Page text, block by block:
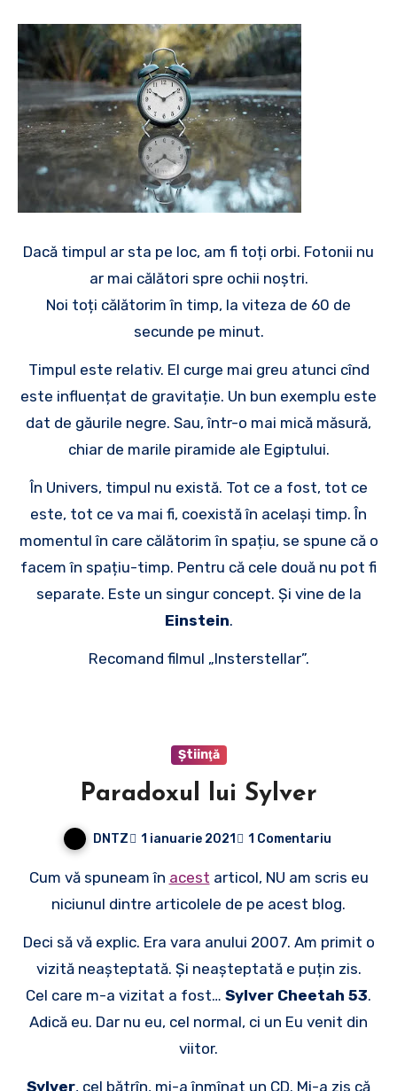
Dacă timpul ar sta pe loc, am fi toți orbi. Fotonii nu
ar mai călători spre ochii noștri.
Noi toți călătorim în timp, la viteza de 60 de
secunde pe minut.
Timpul este relativ. El curge mai greu atunci cînd
este influențat de gravitație. Un bun exemplu este
dat de găurile negre. Sau, într-o mai mică măsură,
chiar de marile piramide ale Egiptului.
În Univers, timpul nu există. Tot ce a fost, tot ce
este, tot ce va mai fi, coexistă în același timp. În
momentul în care călătorim în spațiu, se spune că o
facem în spațiu-timp. Pentru că cele două nu pot fi
separate. Este un singur concept. Și vine de la
Einstein.
Recomand filmul „Insterstellar”.
Ştiinţă
Paradoxul lui Sylver
DNTZ 1 ianuarie 2021 1 Comentariu
Cum vă spuneam în acest articol, NU am scris eu
niciunul dintre articolele de pe acest blog.
Deci să vă explic. Era vara anului 2007. Am primit o
vizită neașteptată. Și neașteptată e puțin zis.
Cel care m-a vizitat a fost… Sylver Cheetah 53.
Adică eu. Dar nu eu, cel normal, ci un Eu venit din
viitor.
Sylver, cel bătrîn, mi-a înmînat un CD. Mi-a zis că